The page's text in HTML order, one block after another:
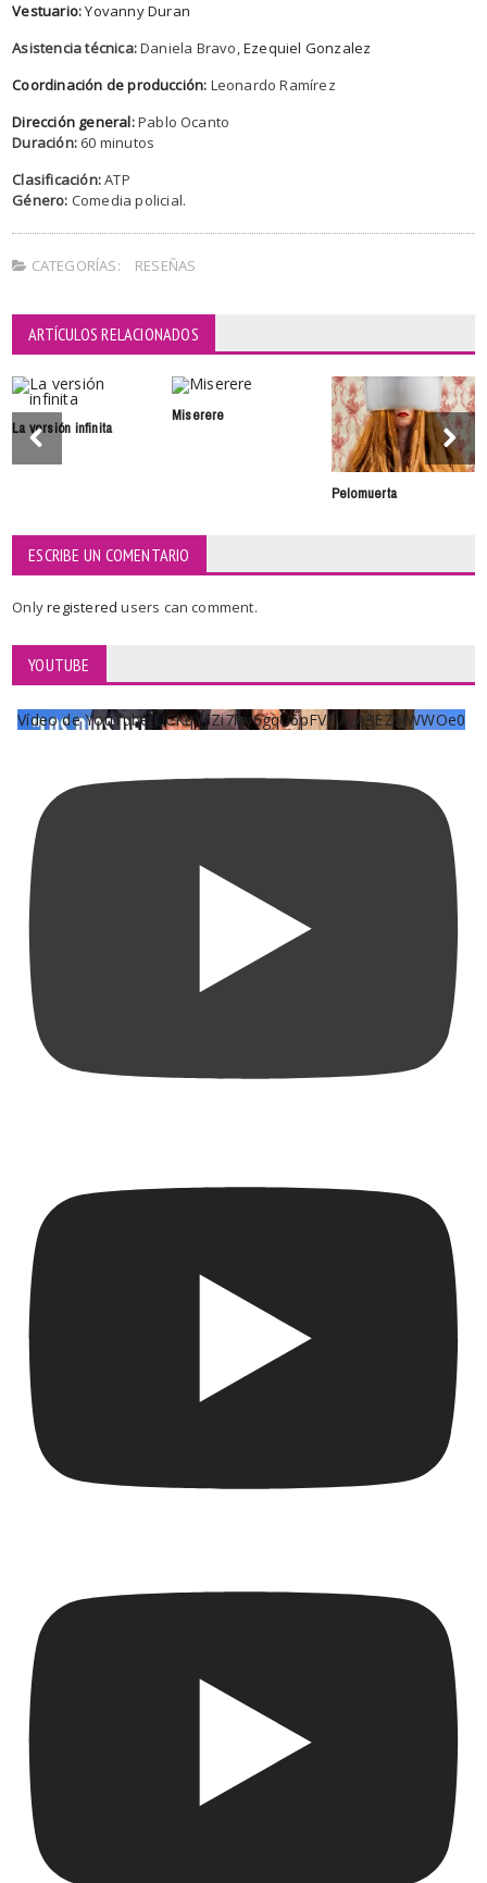
Vestuario:Yovanny Duran
Asistencia técnica:Daniela Bravo,Ezequiel Gonzalez
Coordinación de producción: Leonardo Ramírez
Dirección general:Pablo Ocanto
Duración:60 minutos
Clasificación:ATP
Género: Comedia policial.
CATEGORÍAS: RESEÑAS
ARTÍCULOS RELACIONADOS
La versión infinita
Miserere
Pelomuerta
ESCRIBE UN COMENTARIO
Onlyregisteredusers can comment.
YOUTUBE
Vídeo de YouTube UCKqYjiZi7lzy6gqU6pFVFiA_A3EZ9JWWOe0